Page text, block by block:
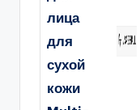
лица
для
сухой
кожи